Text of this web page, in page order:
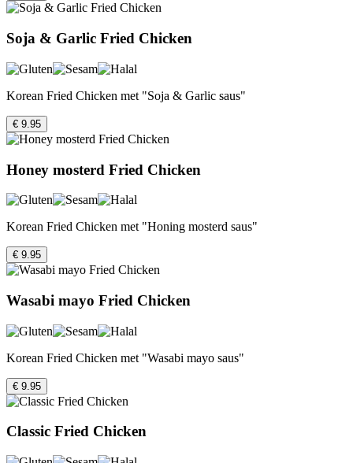
Soja & Garlic Fried Chicken
Korean Fried Chicken met "Soja & Garlic saus"
€ 9.95
Honey mosterd Fried Chicken
Korean Fried Chicken met "Honing mosterd saus"
€ 9.95
Wasabi mayo Fried Chicken
Korean Fried Chicken met "Wasabi mayo saus"
€ 9.95
Classic Fried Chicken